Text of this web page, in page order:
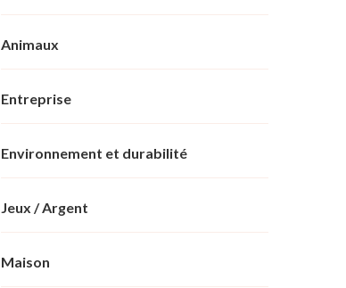
Animaux
Entreprise
Environnement et durabilité
Jeux / Argent
Maison